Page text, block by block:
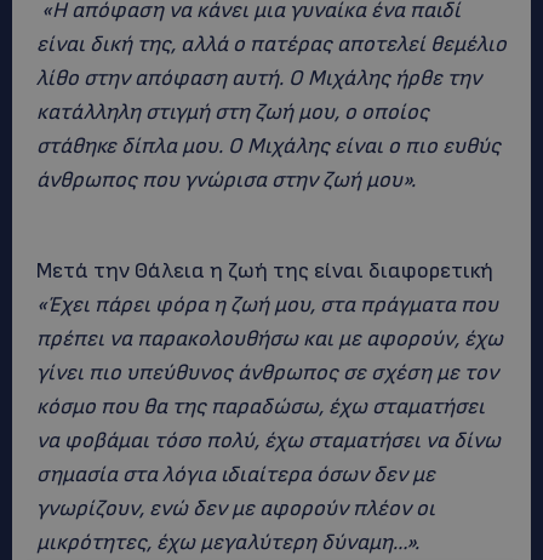
«Η απόφαση να κάνει μια γυναίκα ένα παιδί
είναι δική της, αλλά ο πατέρας αποτελεί θεμέλιο
λίθο στην απόφαση αυτή. Ο Μιχάλης ήρθε την
κατάλληλη στιγμή στη ζωή μου, ο οποίος
στάθηκε δίπλα μου. Ο Μιχάλης είναι ο πιο ευθύς
άνθρωπος που γνώρισα στην ζωή μου».
Μετά την Θάλεια η ζωή της είναι διαφορετική
«Έχει πάρει φόρα η ζωή μου, στα πράγματα που
πρέπει να παρακολουθήσω και με αφορούν, έχω
γίνει πιο υπεύθυνος άνθρωπος σε σχέση με τον
κόσμο που θα της παραδώσω, έχω σταματήσει
να φοβάμαι τόσο πολύ, έχω σταματήσει να δίνω
σημασία στα λόγια ιδιαίτερα όσων δεν με
γνωρίζουν, ενώ δεν με αφορούν πλέον οι
μικρότητες, έχω μεγαλύτερη δύναμη…».